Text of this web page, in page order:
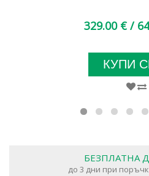
329.00 € /
КУПИ
БЕЗПЛАТНА
до 3 дни при